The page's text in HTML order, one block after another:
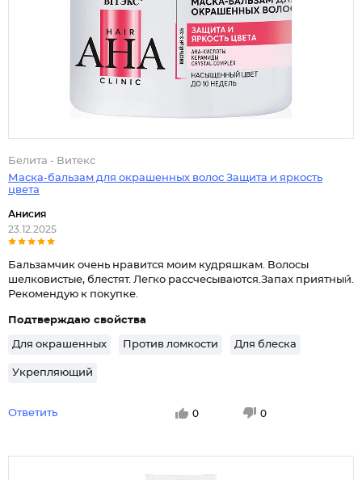
Белита - Витекс
Маска-бальзам для окрашенных волос Защита и яркость
цвета
Анисия
23.12.2025
Бальзамчик очень нравится моим кудряшкам. Волосы
шелковистые, блестят. Легко рассчесываются.Запах приятный.
Рекомендую к покупке.
Подтверждаю свойства
Для окрашенных Против ломкости Для блеска
Укрепляющий
Ответить 0 0